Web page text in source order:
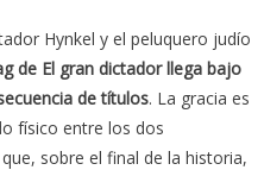
Hynkel y el peluquero judío
de El gran dictador llega bajo
de títulos. La gracia es
físico entre los dos
sobre el final de la historia,